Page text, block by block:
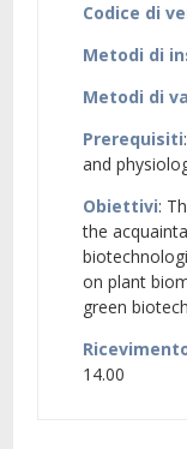
Codice di
Metodi di
Metodi di
Prerequisiti
and
Obiettivi:
the
on plant
green
14.00